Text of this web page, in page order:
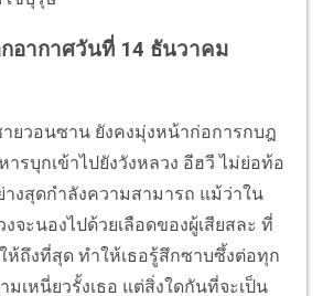
อากาศวันที่ 14 ธันวาคม
ยวอนซาน ยังคงมุ่งหน้าก่อการกบฎ
ารบุกเข้าไปยังวังหลวง อีฮวี ไม่ย่อท้อ
งสุดกำลังความสามารถ แม้ว่าใน
จะนองไปด้วยเลือดของผู้เสียสละ ที่
ห้ถึงที่สุด ทำให้เธอรู้สึกซาบซึ้งต่อทุก
มเหนี่ยวรั้งเธอ แต่สิ่งใดกันที่จะเป็น